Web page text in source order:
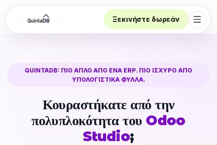
Ξεκινήστε δωρεάν
QUINTADB: ΠΙΟ ΑΠΛΌ ΑΠΌ ΈΝΑ ERP. ΠΙΟ ΙΣΧΥΡΌ ΑΠΌ
ΥΠΟΛΟΓΙΣΤΙΚΆ ΦΎΛΛΑ.
Κουραστήκατε από την
πολυπλοκότητα του Odoo
Studio;